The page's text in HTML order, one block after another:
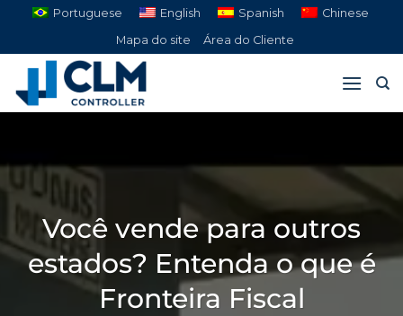
Pular
o
conteúdo
Portuguese English Spanish
Chinese
Mapa do site
Área do Cliente
Você vende para outros
estados? Entenda o que é
Fronteira Fiscal